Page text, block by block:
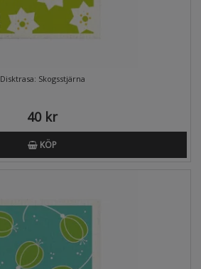
Disktrasa: Skogsstjärna
40 kr
KÖP